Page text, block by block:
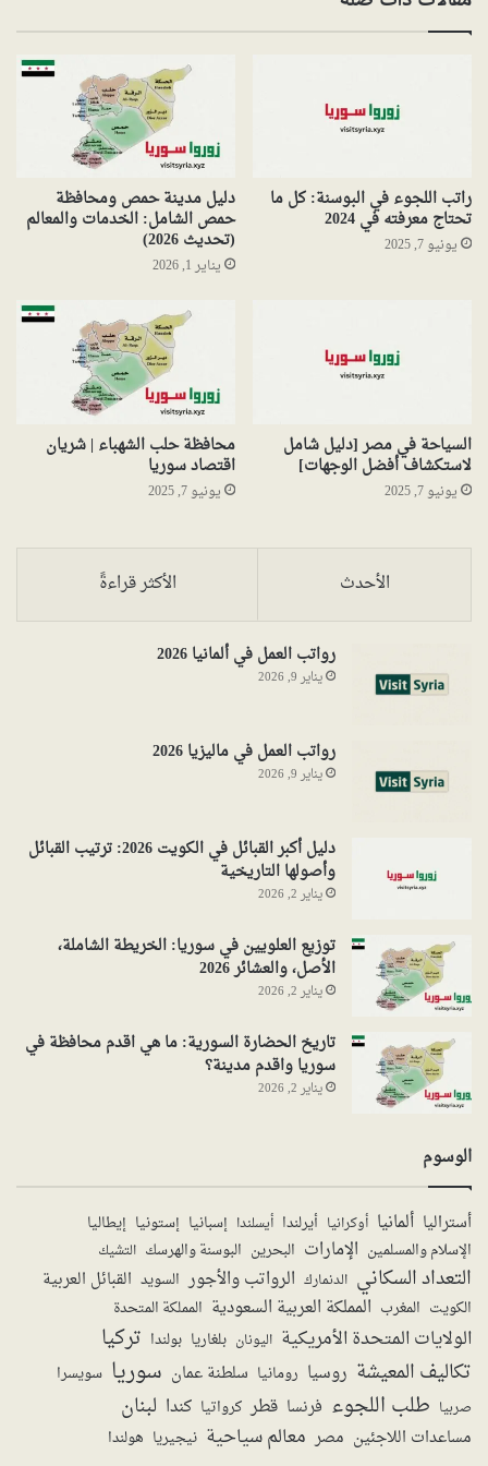
راتب اللجوء في البوسنة: كل ما
تحتاج معرفته في 2024
يونيو 7, 2025
دليل مدينة حمص ومحافظة
حمص الشامل: الخدمات والمعالم
(تحديث 2026)
يناير 1, 2026
السياحة في مصر [دليل شامل
لاستكشاف أفضل الوجهات]
يونيو 7, 2025
محافظة حلب الشهباء | شريان
اقتصاد سوريا
يونيو 7, 2025
الأحدث الأكثر قراءةً
رواتب العمل في ألمانيا 2026
يناير 9, 2026
رواتب العمل في ماليزيا 2026
يناير 9, 2026
دليل أكبر القبائل في الكويت 2026: ترتيب القبائل
وأصولها التاريخية
يناير 2, 2026
توزيع العلويين في سوريا: الخريطة الشاملة،
الأصل، والعشائر 2026
يناير 2, 2026
تاريخ الحضارة السورية: ما هي اقدم محافظة في
سوريا واقدم مدينة؟
يناير 2, 2026
الوسوم
أستراليا ألمانيا أوكرانيا أيرلندا أيسلندا إسبانيا إستونيا إيطاليا
الإسلام والمسلمين الإمارات البحرين البوسنة والهرسك التشيك
التعداد السكاني الدنمارك الرواتب والأجور السويد القبائل العربية
الكويت المغرب المملكة العربية السعودية المملكة المتحدة
الولايات المتحدة الأمريكية اليونان بلغاريا بولندا تركيا
تكاليف المعيشة روسيا رومانيا سلطنة عمان سوريا سويسرا
صربيا طلب اللجوء فرنسا قطر كرواتيا كندا لبنان
مساعدات اللاجئين مصر معالم سياحية نيجيريا هولندا